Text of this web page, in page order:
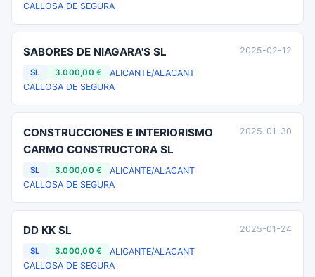
CALLOSA DE SEGURA
SABORES DE NIAGARA'S SL
SL 3.000,00 €
ALICANTE/ALACANT
CALLOSA DE SEGURA
2025-02-12
CONSTRUCCIONES E INTERIORISMO
CARMO CONSTRUCTORA SL
SL 3.000,00 €
ALICANTE/ALACANT
CALLOSA DE SEGURA
2025-01-30
DD KK SL
SL 3.000,00 €
ALICANTE/ALACANT
CALLOSA DE SEGURA
2025-01-24